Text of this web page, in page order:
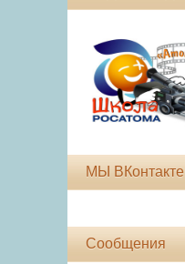
МЫ ВКонтакте
Сообщения